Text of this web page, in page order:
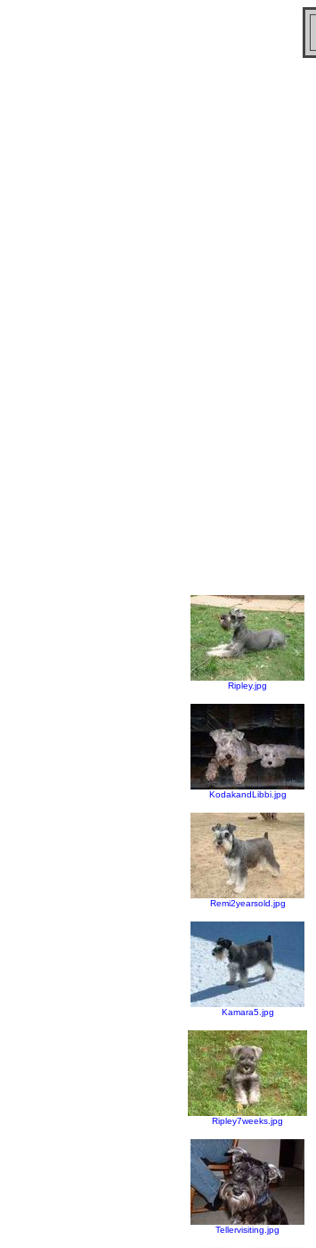
Ripley.jpg
KodakandLibbi.jpg
Remi2yearsold.jpg
Kamara5.jpg
Ripley7weeks.jpg
Tellervisiting.jpg